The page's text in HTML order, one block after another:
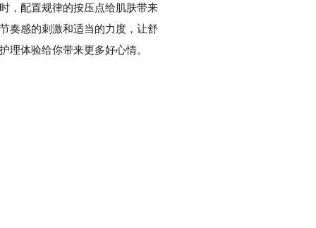
，配置规律的按压点给肌肤带来
奏感的刺激和适当的力度，让舒
理体验给你带来更多好心情。